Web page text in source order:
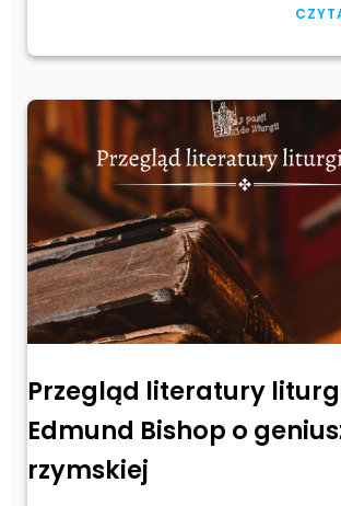
Przegląd literatury
Edmund Bishop o
rzymskiej